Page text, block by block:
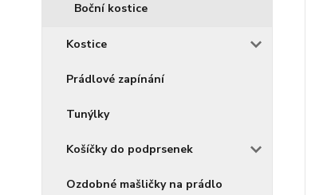
Boční kostice
Kostice
Prádlové zapínání
Tunýlky
Košíčky do podprsenek
Ozdobné mašličky na prádlo